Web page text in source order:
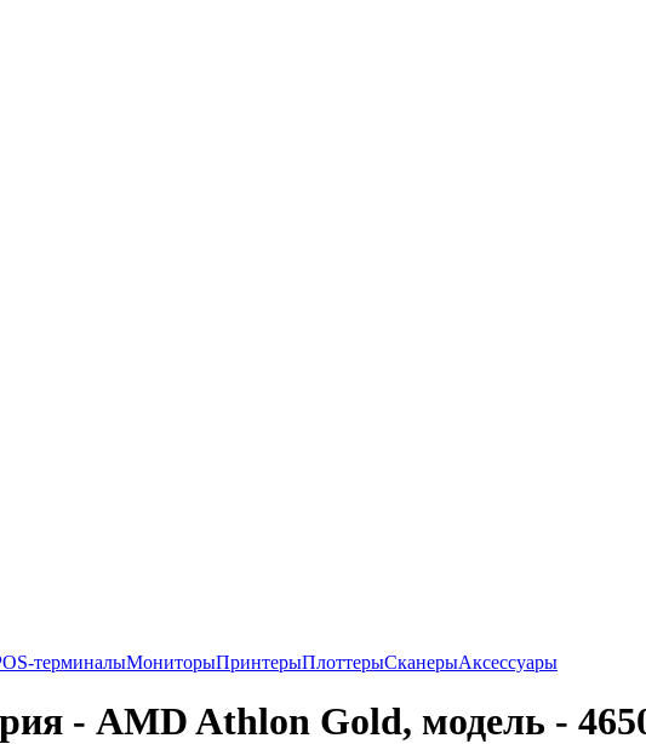
терминалыМониторыПринтерыПлоттерыСканерыАксессуары
- AMD Athlon Gold, модель -